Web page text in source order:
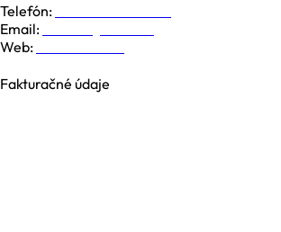
Telefón:
Email:
Web:
Fakturačné údaje